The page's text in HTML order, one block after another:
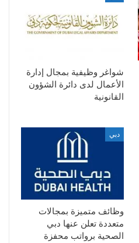
شواغر وظيفية بمجال إدارة
الأعمال لدى دائرة الشؤون
القانونية
دبي
وظائف متميزة بمجالات
متعددة تعلن عنها دبي
الصحية برواتب محفزة